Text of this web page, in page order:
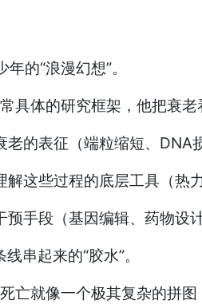
的“浪漫幻想”。
具体的研究框架，他把衰
老的表征（端粒缩短、DNA
解这些过程的底层工具（热
手段（基因编辑、药物设
串起来的“胶水”。
亡就像一个极其复杂的拼图